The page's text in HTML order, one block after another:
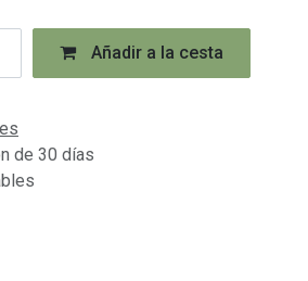
Añadir a la cesta
de 30 días